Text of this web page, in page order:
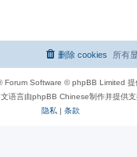
所有
删除 cookies
Forum Software © phpBB Limited 提
语言由phpBB Chinese制作并提供支
隐私 | 条款